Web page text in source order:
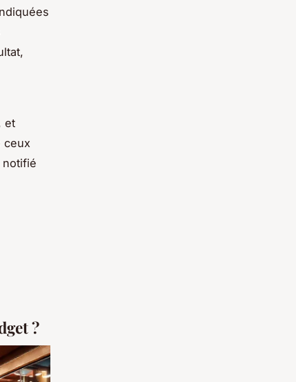
et
ceux
notifié
?